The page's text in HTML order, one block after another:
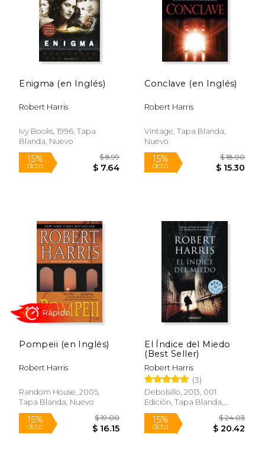
dcto.
Rápido
dcto.
Enigma (en Inglés)
Robert Harris
Ivy Books, 1996, Tapa
Blanda, Nuevo
15%
dcto. $ 7.64
Conclave (en Inglés)
Robert Harris
Vintage, Tapa Blanda,
Nuevo
15%
dcto. $
Pompeii (en Inglés)
Robert Harris
Random House, 2005,
Tapa Blanda, Nuevo
El Índice del Miedo
(Best Seller)
Robert Harris
(3)
Debolsillo, 2013, 001
Edición, Tapa Blanda,
Nuevo